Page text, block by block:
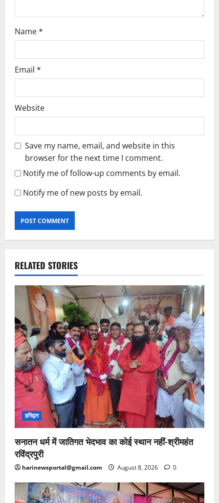
Name*
Email *
Website
Save my name, email, and website in this
browser for the next time I comment.
Notify me of follow-up comments by email.
Notify me of new posts by email.
RELATED STORIES
हरिद्वार
सनातन धर्म में जातिगत भेदभाव का कोई स्थान नहीं-श्रीमहंत
रविंद्रपुरी
harinewsportal@gmail.com August 8, 2026 0